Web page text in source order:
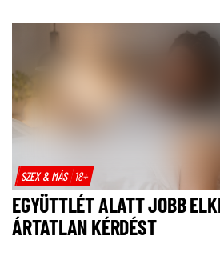
SZEX & MÁS 18+
EGYÜTTLÉT ALATT JOBB
ÁRTATLAN KÉRDÉST